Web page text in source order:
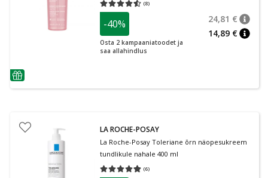
nõuanne
(8)
Keskmine hinnang 4.50
-40%
Osta 2 kampaaniatoodet ja
saa allahindlus
24,81 €
14,89 €
LA ROCHE-POSAY
La Roche-Posay Toleriane õrn näopesukreem
tundlikule nahale 400 ml
(6)
Keskmine hinnang 4.83